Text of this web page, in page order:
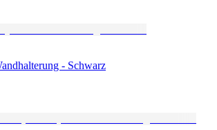
- Schwarz